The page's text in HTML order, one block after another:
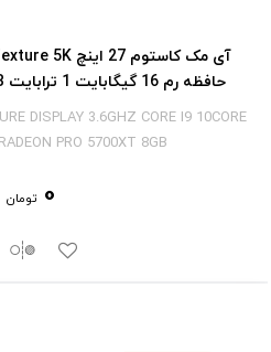
حافظه رم 16 گیگابایت 1 ترابایت Radeon Pro 5700XT 8GB
DISPLAY 3.6GHZ CORE I9 10CORE
PRO 5700XT 8GB
0 تومان